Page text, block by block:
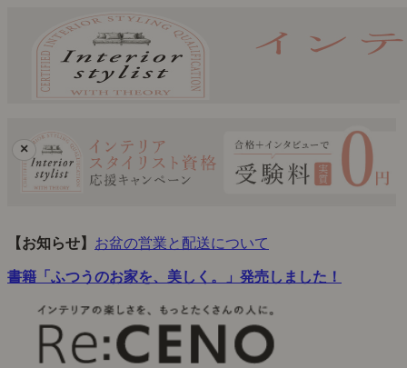
×
【お知らせ】 お盆の営業と配送について
書籍「ふつうのお家を、美しく。」発売しました！